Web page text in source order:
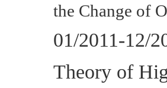
the Change of
01/2011-12/
Theory of